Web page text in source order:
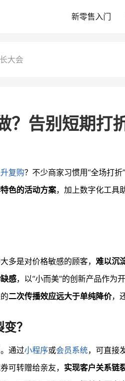
新零售入门
大会
？告别短期打
复购？不少商家习惯用“全场打折
色的活动方案，加上数字化工具
多是对价格敏感的顾客， 难以沉
感，以“小而美”的创新产品作为
二次传播效应远大于单纯降价，
？
。通过小程序或会员系统，可直接
可转赠给亲友， 实现客户关系链